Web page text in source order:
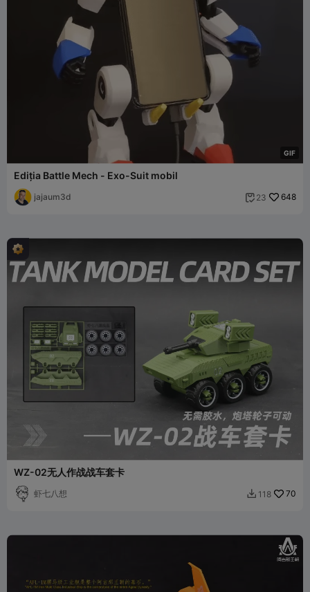
GIF
Ediția Battle Mech - Exo-Suit mobil
jajaum3d  23 648
WZ-02无人作战战车套卡
虾七八想  118 70